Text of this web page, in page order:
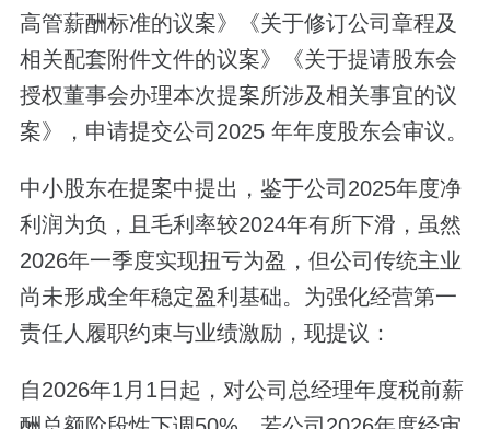
高管薪酬标准的议案》《关于修订公司章程及
相关配套附件文件的议案》《关于提请股东会
授权董事会办理本次提案所涉及相关事宜的议
案》，申请提交公司2025 年年度股东会审议。
中小股东在提案中提出，鉴于公司2025年度净
利润为负，且毛利率较2024年有所下滑，虽然
2026年一季度实现扭亏为盈，但公司传统主业
尚未形成全年稳定盈利基础。为强化经营第一
责任人履职约束与业绩激励，现提议：
自2026年1月1日起，对公司总经理年度税前薪